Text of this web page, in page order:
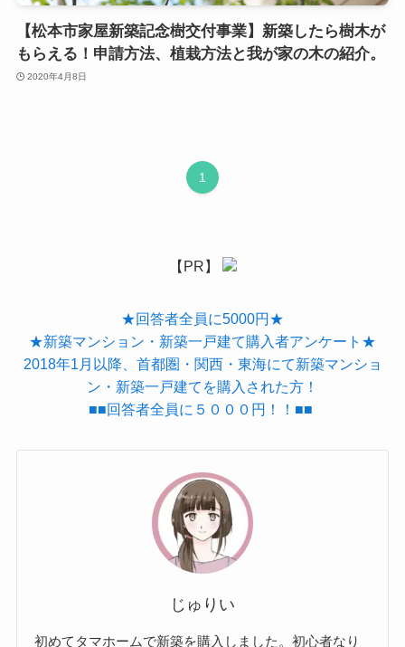
【松本市家屋新築記念樹交付事業】新築したら樹木が
もらえる！申請方法、植栽方法と我が家の木の紹介。
2020年4月8日
1
【PR】
★回答者全員に5000円★
★新築マンション・新築一戸建て購入者アンケート★
2018年1月以降、首都圏・関西・東海にて新築マンショ
ン・新築一戸建てを購入された方！
■■回答者全員に５０００円！！■■
じゅりい
初めてタマホームで新築を購入しました。初心者なり